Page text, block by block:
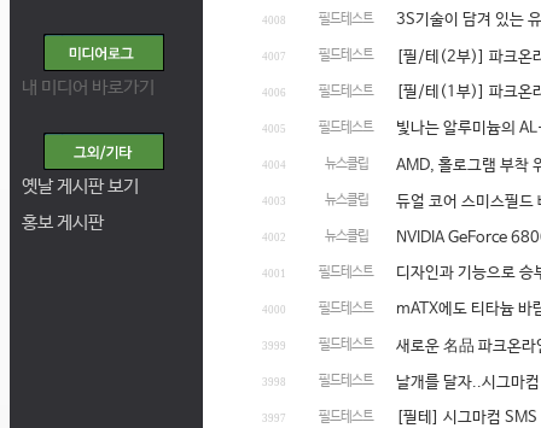
내 미디어 바로가기
옛날 게시판 보기
홍보 게시판
4008 필드테스트 3S기술이 담겨 있는
4007 필드테스트 [필/테(2부)] 파크온
4006 필드테스트 [필/테(1부)] 파크온
4005 필드테스트 빛나는 알루미늄의
4004 뉴스클립 AMD, 홀로그램 부착
4003 뉴스클립 듀얼 코어 스미스필드
4002 뉴스클립 NVIDIA GeForce
4001 필드테스트 디자인과 기능으로 승
4000 필드테스트 mATX에도 티타늄
3999 필드테스트 새로운 名品 파크온
3998 필드테스트 날개를 달자..시그마
3997 필드테스트 [필테] 시그마컴 SMS